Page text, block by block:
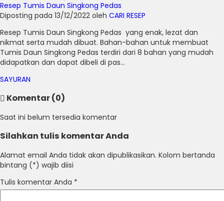
Resep Tumis Daun Singkong Pedas
Diposting pada 13/12/2022 oleh CARI RESEP
Resep Tumis Daun Singkong Pedas yang enak, lezat dan
nikmat serta mudah dibuat. Bahan-bahan untuk membuat
Tumis Daun Singkong Pedas terdiri dari 8 bahan yang mudah
didapatkan dan dapat dibeli di pas...
SAYURAN
Komentar (0)
Saat ini belum tersedia komentar
Silahkan tulis komentar Anda
Alamat email Anda tidak akan dipublikasikan. Kolom bertanda
bintang (*) wajib diisi
Tulis komentar Anda *